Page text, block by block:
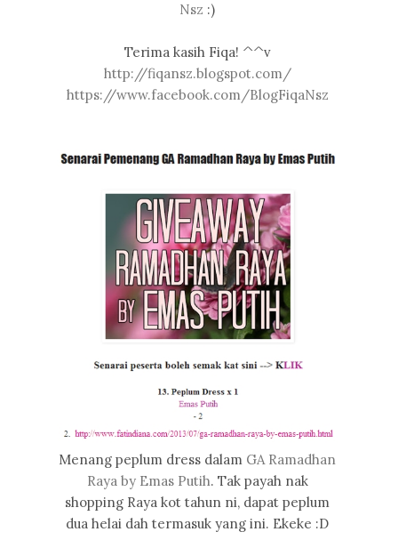
Nsz :)
Terima kasih Fiqa! ^^v
http://fiqansz.blogspot.com/
https://www.facebook.com/BlogFiqaNsz
Menang peplum dress dalam GA Ramadhan
Raya by Emas Putih. Tak payah nak
shopping Raya kot tahun ni, dapat peplum
dua helai dah termasuk yang ini. Ekeke :D